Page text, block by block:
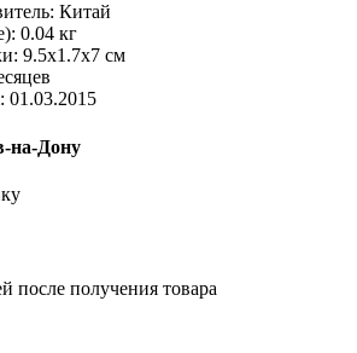
Китай
0.04 кг
9.5x1.7x7 см
01.03.2015
на-Дону
после получения товара